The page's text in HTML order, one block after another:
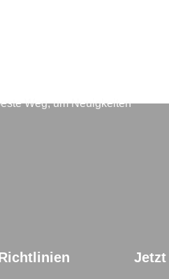
Weg, um Neuigkeiten